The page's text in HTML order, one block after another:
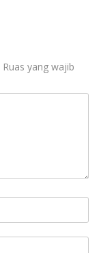
Ruas yang wajib